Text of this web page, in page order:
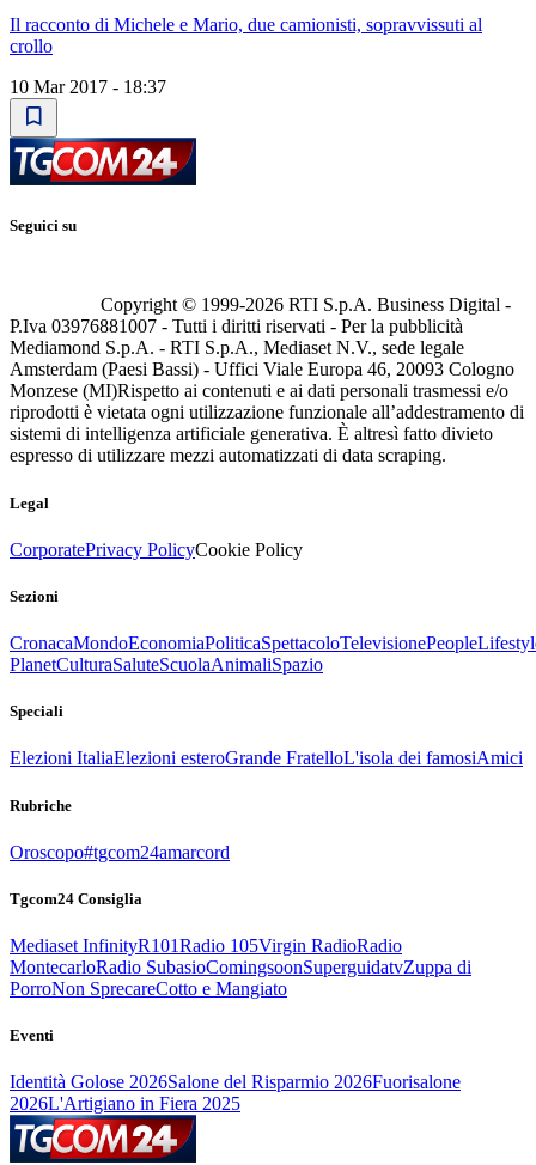
Il racconto di Michele e Mario, due camionisti, sopravvissuti al
crollo
10 Mar 2017 - 18:37
Seguici su
Copyright © 1999-2026 RTI S.p.A. Business Digital -
P.Iva 03976881007 - Tutti i diritti riservati - Per la pubblicità
Mediamond S.p.A. - RTI S.p.A., Mediaset N.V., sede legale
Amsterdam (Paesi Bassi) - Uffici Viale Europa 46, 20093 Cologno
Monzese (MI)Rispetto ai contenuti e ai dati personali trasmessi e/o
riprodotti è vietata ogni utilizzazione funzionale all’addestramento di
sistemi di intelligenza artificiale generativa. È altresì fatto divieto
espresso di utilizzare mezzi automatizzati di data scraping.
Legal
CorporatePrivacy PolicyCookie Policy
Sezioni
CronacaMondoEconomiaPoliticaSpettacoloTelevisionePeople
PlanetCulturaSaluteScuolaAnimaliSpazio
Speciali
Elezioni ItaliaElezioni esteroGrande FratelloL'isola dei famosiAmici
Rubriche
Oroscopo#tgcom24amarcord
Tgcom24 Consiglia
Mediaset InfinityR101Radio 105Virgin RadioRadio
MontecarloRadio SubasioComingsoonSuperguidatvZuppa di
PorroNon SprecareCotto e Mangiato
Eventi
Identità Golose 2026Salone del Risparmio 2026Fuorisalone
2026L'Artigiano in Fiera 2025